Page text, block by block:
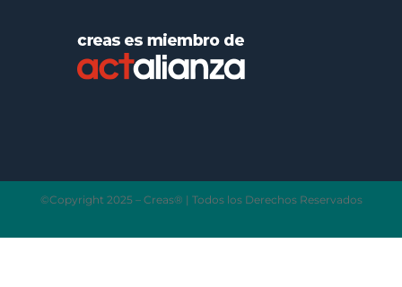
©Copyright 2025 – Creas® | Todos los Derechos Reservados